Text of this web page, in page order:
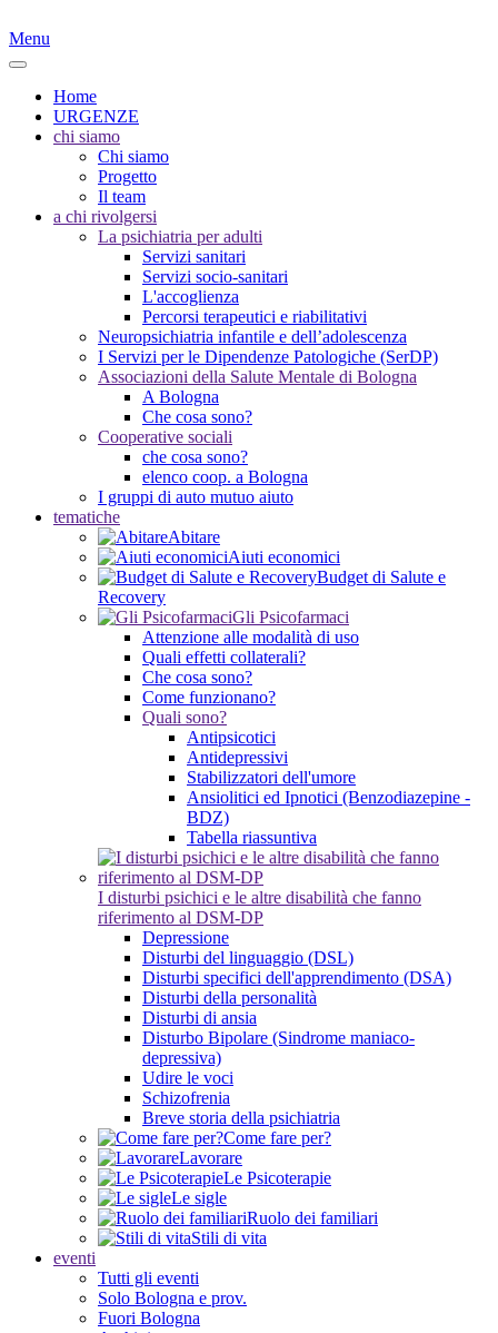
Menu
Home
URGENZE
chi siamo
Chi siamo
Progetto
Il team
a chi rivolgersi
La psichiatria per adulti
Servizi sanitari
Servizi socio-sanitari
L'accoglienza
Percorsi terapeutici e riabilitativi
Neuropsichiatria infantile e dell’adolescenza
I Servizi per le Dipendenze Patologiche (SerDP)
Associazioni della Salute Mentale di Bologna
A Bologna
Che cosa sono?
Cooperative sociali
che cosa sono?
elenco coop. a Bologna
I gruppi di auto mutuo aiuto
tematiche
Abitare
Aiuti economici
Budget di Salute e
Recovery
Gli Psicofarmaci
Attenzione alle modalità di uso
Quali effetti collaterali?
Che cosa sono?
Come funzionano?
Quali sono?
Antipsicotici
Antidepressivi
Stabilizzatori dell'umore
Ansiolitici ed Ipnotici (Benzodiazepine -
BDZ)
Tabella riassuntiva
I disturbi psichici e le altre disabilità che fanno
riferimento al DSM-DP
Depressione
Disturbi del linguaggio (DSL)
Disturbi specifici dell'apprendimento (DSA)
Disturbi della personalità
Disturbi di ansia
Disturbo Bipolare (Sindrome maniaco-
depressiva)
Udire le voci
Schizofrenia
Breve storia della psichiatria
Come fare per?
Lavorare
Le Psicoterapie
Le sigle
Ruolo dei familiari
Stili di vita
eventi
Tutti gli eventi
Solo Bologna e prov.
Fuori Bologna